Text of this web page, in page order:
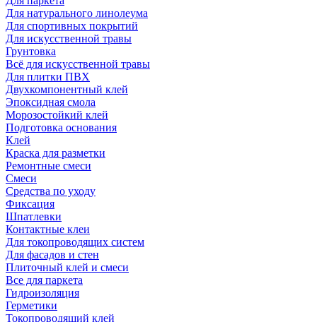
Для натурального линолеума
Для спортивных покрытий
Для искусственной травы
Грунтовка
Всё для искусственной травы
Для плитки ПВХ
Двухкомпонентный клей
Эпоксидная смола
Морозостойкий клей
Подготовка основания
Клей
Краска для разметки
Ремонтные смеси
Смеси
Средства по уходу
Фиксация
Шпатлевки
Контактные клеи
Для токопроводящих систем
Для фасадов и стен
Плиточный клей и смеси
Все для паркета
Гидроизоляция
Герметики
Токопроводящий клей